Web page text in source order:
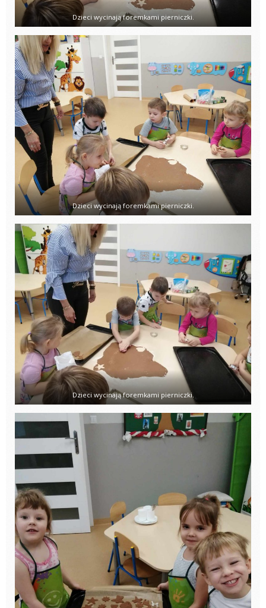
Dzieci wycinają foremkami pierniczki.
Dzieci wycinają foremkami pierniczki.
Dzieci wycinają foremkami pierniczki.